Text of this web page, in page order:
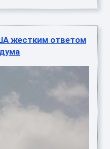
жестким ответом